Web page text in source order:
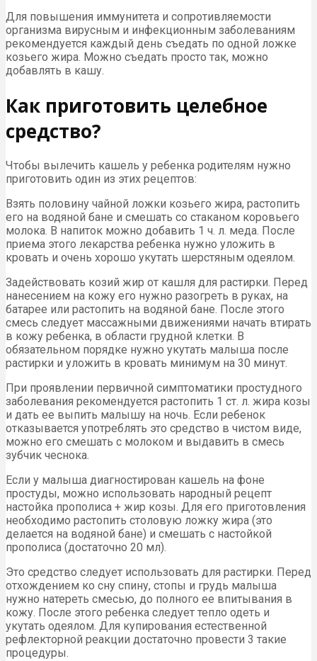
Для повышения иммунитета и сопротивляемости
организма вирусным и инфекционным заболеваниям
рекомендуется каждый день съедать по одной ложке
козьего жира. Можно съедать просто так, можно
добавлять в кашу.
Как приготовить целебное
средство?
Чтобы вылечить кашель у ребенка родителям нужно
приготовить один из этих рецептов:
Взять половину чайной ложки козьего жира, растопить
его на водяной бане и смешать со стаканом коровьего
молока. В напиток можно добавить 1 ч. л. меда. После
приема этого лекарства ребенка нужно уложить в
кровать и очень хорошо укутать шерстяным одеялом.
Задействовать козий жир от кашля для растирки. Перед
нанесением на кожу его нужно разогреть в руках, на
батарее или растопить на водяной бане. После этого
смесь следует массажными движениями начать втирать
в кожу ребенка, в области грудной клетки. В
обязательном порядке нужно укутать малыша после
растирки и уложить в кровать минимум на 30 минут.
При проявлении первичной симптоматики простудного
заболевания рекомендуется растопить 1 ст. л. жира козы
и дать ее выпить малышу на ночь. Если ребенок
отказывается употреблять это средство в чистом виде,
можно его смешать с молоком и выдавить в смесь
зубчик чеснока.
Если у малыша диагностирован кашель на фоне
простуды, можно использовать народный рецепт
настойка прополиса + жир козы. Для его приготовления
необходимо растопить столовую ложку жира (это
делается на водяной бане) и смешать с настойкой
прополиса (достаточно 20 мл).
Это средство следует использовать для растирки. Перед
отхождением ко сну спину, стопы и грудь малыша
нужно натереть смесью, до полного ее впитывания в
кожу. После этого ребенка следует тепло одеть и
укутать одеялом. Для купирования естественной
рефлекторной реакции достаточно провести 3 такие
процедуры.